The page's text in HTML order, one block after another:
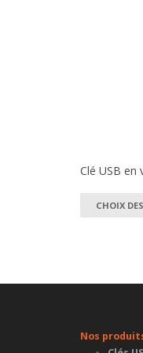
Clé USB en
CHOIX
Nos